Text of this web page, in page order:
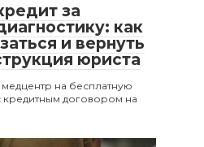
за
как
и вернуть
юриста
на бесплатную
кредитным договором на